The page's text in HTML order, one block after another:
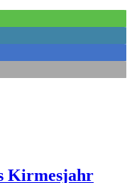
Kirmesjahr